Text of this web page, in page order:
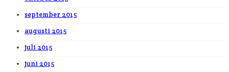
september 2015
augusti 2015
juli 2015
juni 2015